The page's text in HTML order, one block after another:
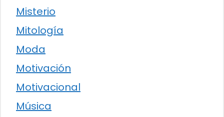
Misterio
Mitología
Moda
Motivación
Motivacional
Música